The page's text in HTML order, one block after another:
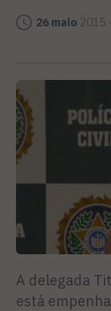
26 maio 2015
A delegada
está